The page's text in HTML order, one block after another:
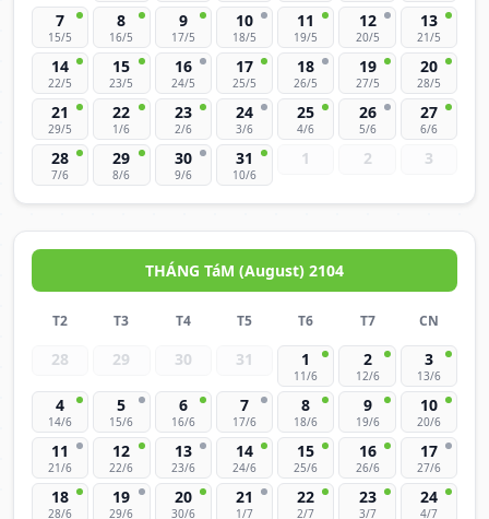
7
15/5
8
16/5
9
17/5
10
18/5
11
19/5
12
20/5
13
21/5
14
22/5
15
23/5
16
24/5
17
25/5
18
26/5
19
27/5
20
28/5
21
29/5
22
1/6
23
2/6
24
3/6
25
4/6
26
5/6
27
6/6
28
7/6
29
8/6
30
9/6
31
10/6
1 2 3
THÁNG TáM (August) 2104
T2 T3 T4 T5 T6 T7 CN
28 29 30 31 1
11/6
2
12/6
3
13/6
4
14/6
5
15/6
6
16/6
7
17/6
8
18/6
9
19/6
10
20/6
11
21/6
12
22/6
13
23/6
14
24/6
15
25/6
16
26/6
17
27/6
18
28/6
19
29/6
20
30/6
21
1/7
22
2/7
23
3/7
24
4/7